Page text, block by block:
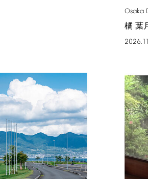
Osaka
橘 葉